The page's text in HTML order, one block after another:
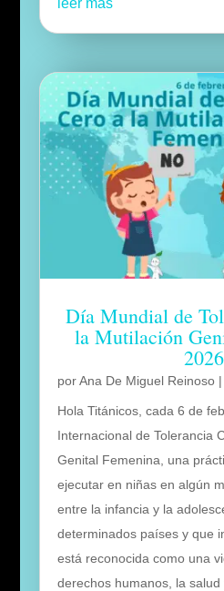
leer más
Día Mundial de
la Mutilación
2026
porAna De Miguel Reinoso|
Hola Titánicos, cada 6 de
Internacional de Tolerancia
Genital Femenina, una
ejecutar en niñas en algún
entre la infancia y la
determinados países y que
está reconocida como una
derechos humanos, la salud